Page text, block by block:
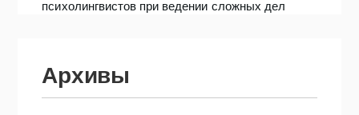
психолингвистов при ведении сложных дел
Архивы